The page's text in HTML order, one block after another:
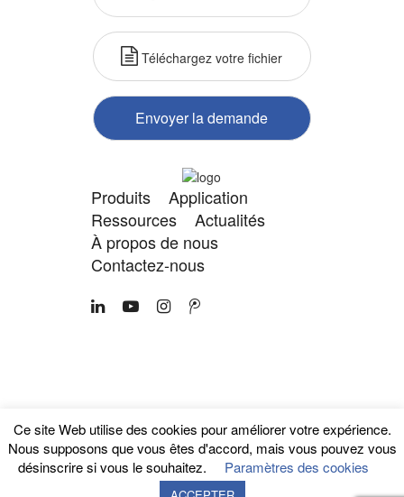
Téléchargez votre fichier
Envoyer la demande
Produits
Application
Ressources
Actualités
À propos de nous
Contactez-nous
Ltd.
site
Mots-clés SEO :
Ce site Web utilise des cookies pour améliorer votre expérience.
Nous supposons que vous êtes d'accord, mais vous pouvez vous
désinscrire si vous le souhaitez.
Paramètres des cookies